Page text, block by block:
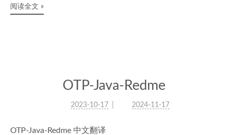
阅读全文 »
OTP-Java-Redme
2023-10-17 2024-11-17
OTP-Java-Redme 中文翻译